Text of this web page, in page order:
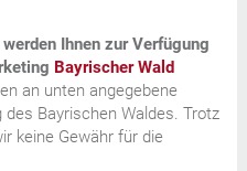
Ihnen zur Verfügung
Bayrischer Wald
an unten angegebene
Bayrischen Waldes. Trotz
keine Gewähr für die